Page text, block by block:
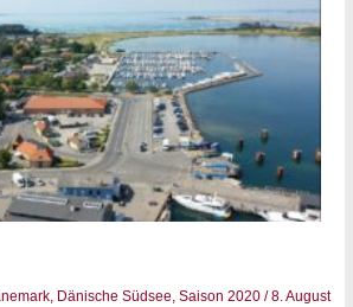
, Dänische Südsee, Saison 2020/8. August